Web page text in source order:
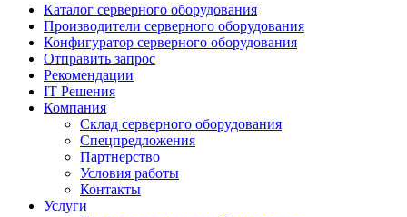
Каталог серверного оборудования
Производители серверного оборудования
Конфигуратор серверного оборудования
Отправить запрос
Рекомендации
IT Решения
Компания
Склад серверного оборудования
Спецпредложения
Партнерство
Условия работы
Контакты
Услуги